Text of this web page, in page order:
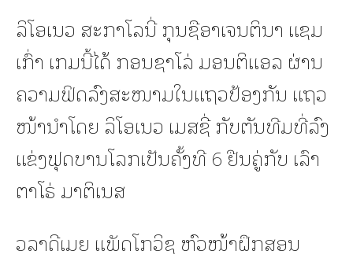
ລິໂອເນວ ສະກາໂລນີ່ ກຸນຊືອາເຈນຕິນາ ແຊມ
ເກົ່າ ເກມນີ້ໄດ້ ກອນຊາໂລ່ ມອນຕິແອລ ຜ່ານ
ຄວາມຟິດລົງສະໜາມໃນແຖວປ້ອງກັນ ແຖວ
ໜ້ານຳໂດຍ ລິໂອເນວ ເມສຊີ່ ກັບຕັນທີມທີ່ລົງ
ແຂ່ງຟຸດບານໂລກເປັນຄັ້ງທີ 6 ຢືນຄູ່ກັບ ເລົາ
ຕາໂຣ່ ມາຕິເນສ
ວລາດີເມຍ ແພັດໂກວິຊ ຫົວໜ້າຝຶກສອນ